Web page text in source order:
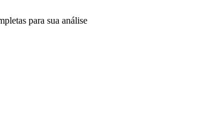
para sua análise